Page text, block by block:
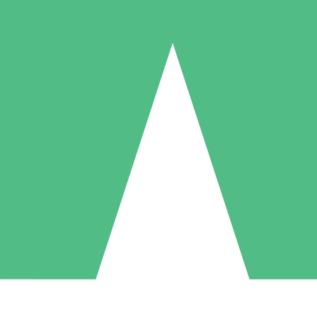
Packs de Crédits Individuels
à l'utilisation avec des crédits de téléchargement. Sans engagement
5 Téléchargements
US$